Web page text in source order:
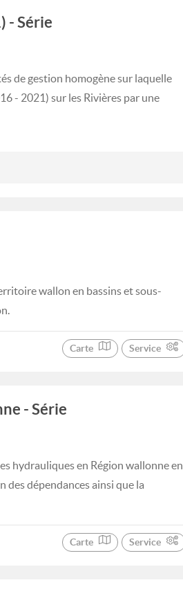
- Série
de gestion homogène sur laquelle
- 2021) sur les Rivières par une
wallon en bassins et sous-
Carte Service
- Série
hydrauliques en Région wallonne en
des dépendances ainsi que la
Carte Service